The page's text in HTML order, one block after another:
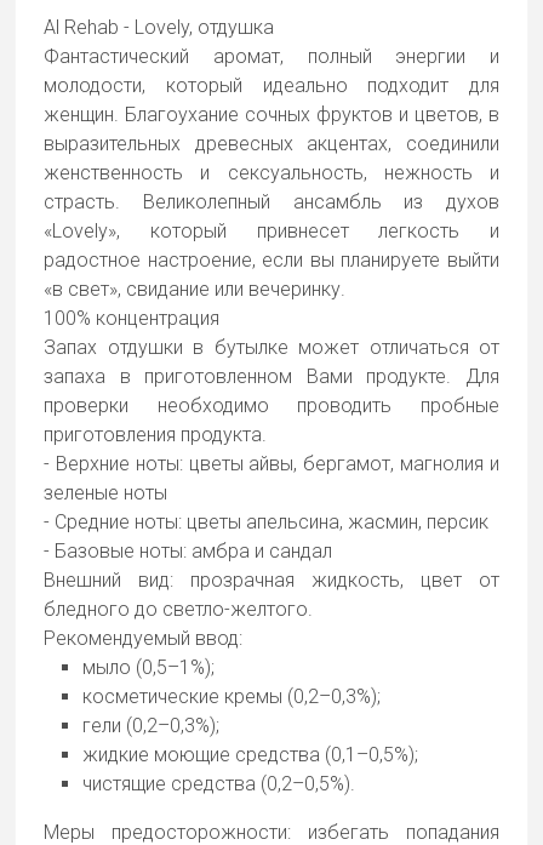
Al Rehab - Lovely, отдушка
Фантастический аромат, полный энергии и
молодости, который идеально подходит для
женщин. Благоухание сочных фруктов и цветов, в
выразительных древесных акцентах, соединили
женственность и сексуальность, нежность и
страсть. Великолепный ансамбль из духов
«Lovely», который привнесет легкость и
радостное настроение, если вы планируете выйти
«в свет», свидание или вечеринку.
100% концентрация
Запах отдушки в бутылке может отличаться от
запаха в приготовленном Вами продукте. Для
проверки необходимо проводить пробные
приготовления продукта.
- Верхние ноты: цветы айвы, бергамот, магнолия и
зеленые ноты
- Средние ноты: цветы апельсина, жасмин, персик
- Базовые ноты: амбра и сандал
Внешний вид: прозрачная жидкость, цвет от
бледного до светло-желтого.
Рекомендуемый ввод:
мыло (0,5–1%);
косметические кремы (0,2–0,3%);
гели (0,2–0,3%);
жидкие моющие средства (0,1–0,5%);
чистящие средства (0,2–0,5%).
Меры предосторожности: избегать попадания